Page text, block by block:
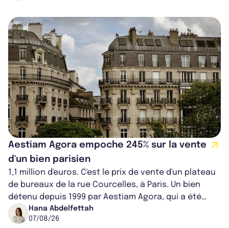
Aestiam Agora empoche 245% sur la vente
d'un bien parisien
1,1 million d'euros. C'est le prix de vente d'un plateau
de bureaux de la rue Courcelles, à Paris. Un bien
détenu depuis 1999 par Aestiam Agora, qui a été
cédé avec une plus-value...
Hana Abdelfettah
07/08/26